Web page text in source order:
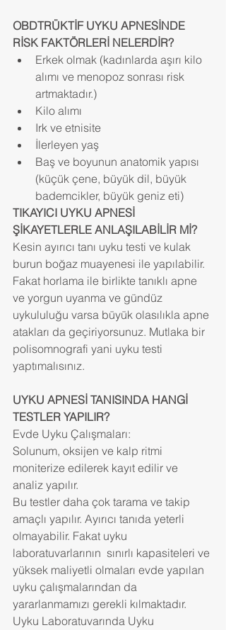
OBDTRÜKTİF UYKU APNESİNDE
RİSK FAKTÖRLERİ NELERDİR?
Erkek olmak (kadınlarda aşırı kilo
alımı ve menopoz sonrası risk
artmaktadır.)
Kilo alımı
Irk ve etnisite
İlerleyen yaş
Baş ve boyunun anatomik yapısı
(küçük çene, büyük dil, büyük
bademcikler, büyük geniz eti)
TIKAYICI UYKU APNESİ
ŞİKAYETLERLE ANLAŞILABİLİR Mİ?
Kesin ayırıcı tanı uyku testi ve kulak
burun boğaz muayenesi ile yapılabilir.
Fakat horlama ile birlikte tanıklı apne
ve yorgun uyanma ve gündüz
uykululuğu varsa büyük olasılıkla apne
atakları da geçiriyorsunuz. Mutlaka bir
polisomnografi yani uyku testi
yaptımalısınız.
UYKU APNESİ TANISINDA HANGİ
TESTLER YAPILIR?
Evde Uyku Çalışmaları:
Solunum, oksijen ve kalp ritmi
moniterize edilerek kayıt edilir ve
analiz yapılır.
Bu testler daha çok tarama ve takip
amaçlı yapılır. Ayırıcı tanıda yeterli
olmayabilir. Fakat uyku
laboratuvarlarının  sınırlı kapasiteleri ve
yüksek maliyetli olmaları evde yapılan
uyku çalışmalarından da
yararlanmamızı gerekli kılmaktadır.
Uyku Laboratuvarında Uyku